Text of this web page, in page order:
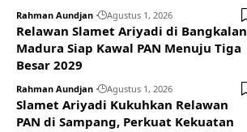
Rahman Aundjan Agustus 1, 2026
Relawan Slamet Ariyadi di Bangkalan
Madura Siap Kawal PAN Menuju Tiga
Besar 2029
Rahman Aundjan Agustus 1, 2026
Slamet Ariyadi Kukuhkan Relawan
PAN di Sampang, Perkuat Kekuatan